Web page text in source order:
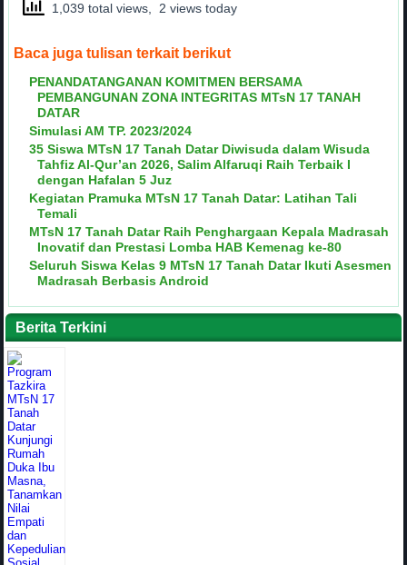
1,039 total views, 2 views today
Baca juga tulisan terkait berikut
PENANDATANGANAN KOMITMEN BERSAMA
PEMBANGUNAN ZONA INTEGRITAS MTsN 17 TANAH
DATAR
Simulasi AM TP. 2023/2024
35 Siswa MTsN 17 Tanah Datar Diwisuda dalam Wisuda
Tahfiz Al-Qur’an 2026, Salim Alfaruqi Raih Terbaik I
dengan Hafalan 5 Juz
Kegiatan Pramuka MTsN 17 Tanah Datar: Latihan Tali
Temali
MTsN 17 Tanah Datar Raih Penghargaan Kepala Madrasah
Inovatif dan Prestasi Lomba HAB Kemenag ke-80
Seluruh Siswa Kelas 9 MTsN 17 Tanah Datar Ikuti Asesmen
Madrasah Berbasis Android
Berita Terkini